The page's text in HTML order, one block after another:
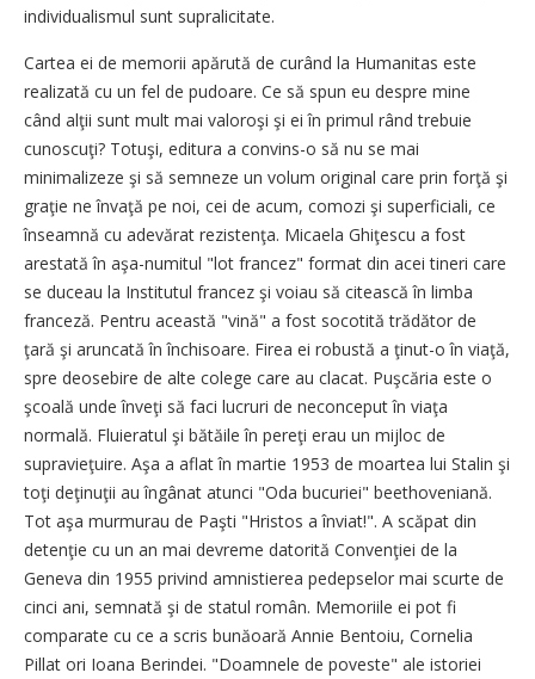
individualismul sunt supralicitate.
Cartea ei de memorii apărută de curând la Humanitas este
realizată cu un fel de pudoare. Ce să spun eu despre mine
când alţii sunt mult mai valoroşi şi ei în primul rând trebuie
cunoscuţi? Totuşi, editura a convins-o să nu se mai
minimalizeze şi să semneze un volum original care prin forţă şi
graţie ne învaţă pe noi, cei de acum, comozi şi superficiali, ce
înseamnă cu adevărat rezistenţa. Micaela Ghiţescu a fost
arestată în aşa-numitul "lot francez" format din acei tineri care
se duceau la Institutul francez şi voiau să citească în limba
franceză. Pentru această "vină" a fost socotită trădător de
ţară şi aruncată în închisoare. Firea ei robustă a ţinut-o în viaţă,
spre deosebire de alte colege care au clacat. Puşcăria este o
şcoală unde înveţi să faci lucruri de neconceput în viaţa
normală. Fluieratul şi bătăile în pereţi erau un mijloc de
supravieţuire. Aşa a aflat în martie 1953 de moartea lui Stalin şi
toţi deţinuţii au îngânat atunci "Oda bucuriei" beethoveniană.
Tot aşa murmurau de Paşti "Hristos a înviat!". A scăpat din
detenţie cu un an mai devreme datorită Convenţiei de la
Geneva din 1955 privind amnistierea pedepselor mai scurte de
cinci ani, semnată şi de statul român. Memoriile ei pot fi
comparate cu ce a scris bunăoară Annie Bentoiu, Cornelia
Pillat ori Ioana Berindei. "Doamnele de poveste" ale istoriei